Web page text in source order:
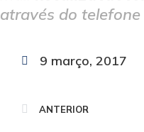
através do telefone
9 março, 2017
ANTERIOR